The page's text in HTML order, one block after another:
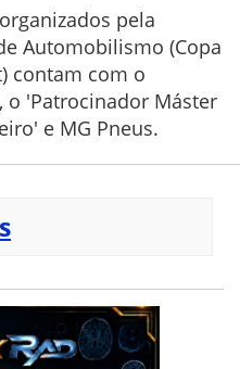
pela
Automobilismo (Copa
contam com o
o 'Patrocinador Máster
e MG Pneus.